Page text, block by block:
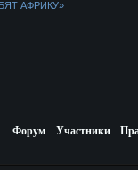
АФРИКУ»
Форум Участники